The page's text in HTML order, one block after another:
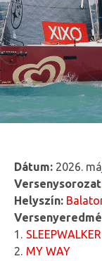
Dátum: 2026.
Helyszín:
1
SLEEPWALKER
2 MY WAY